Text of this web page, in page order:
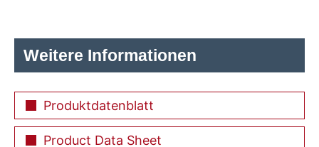
Weitere Informationen
Produktdatenblatt
Product Data Sheet